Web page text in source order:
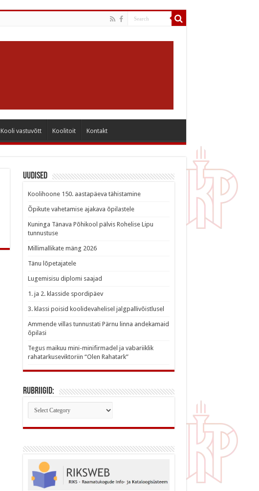
Kooli vastuvõtt Koolitoit Kontakt
Uudised
Koolihoone 150. aastapäeva tähistamine
Õpikute vahetamise ajakava õpilastele
Kuninga Tänava Põhikool pälvis Rohelise Lipu
tunnustuse
Millimallikate mäng 2026
Tänu lõpetajatele
Lugemisisu diplomi saajad
1. ja 2. klasside spordipäev
3. klassi poisid koolidevahelisel jalgpallivõistlusel
Ammende villas tunnustati Pärnu linna andekamaid
õpilasi
Tegus maikuu mini-minifirmadel ja vabariiklik
rahatarkuseviktoriin “Olen Rahatark”
Rubriigid:
Rubriigid: